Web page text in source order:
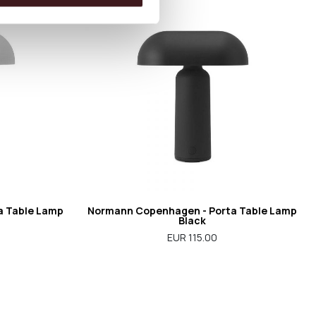
Table Lamp Normann Copenhagen - Porta Table Lamp
Black
EUR 115.00